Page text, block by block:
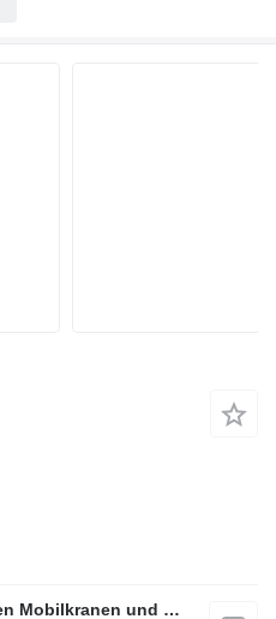
G.M.T. Handel mit gerbrauchten Mobilkranen und Baumaschinen